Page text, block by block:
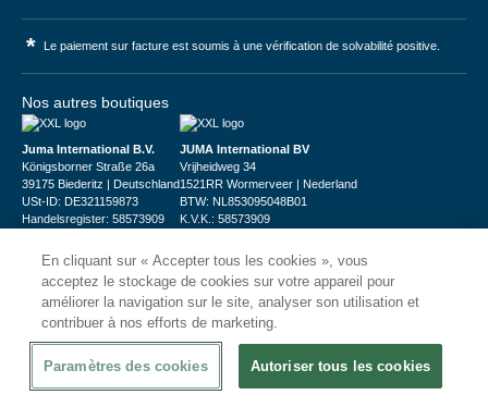
* Le paiement sur facture est soumis à une vérification de solvabilité positive.
Nos autres boutiques
Juma International B.V.
Königsborner Straße 26a
39175 Biederitz | Deutschland
USt-ID: DE321159873
Handelsregister: 58573909
JUMA International BV
Vrijheidweg 34
1521RR Wormerveer | Nederland
BTW: NL853095048B01
K.V.K.: 58573909
© 2026CHRshop
En cliquant sur « Accepter tous les cookies », vous
acceptez le stockage de cookies sur votre appareil pour
améliorer la navigation sur le site, analyser son utilisation et
contribuer à nos efforts de marketing.
Paramètres des cookies Autoriser tous les cookies